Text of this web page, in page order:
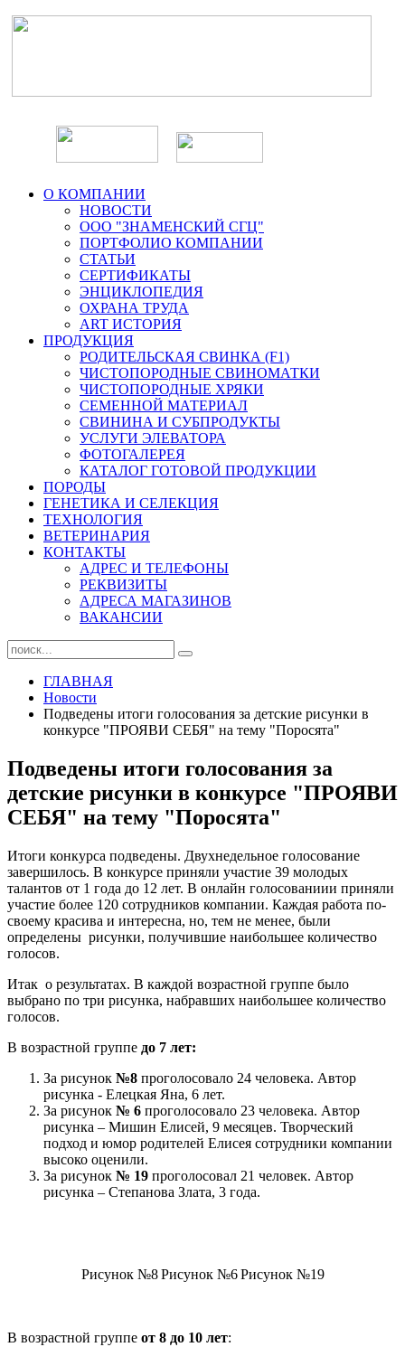
О КОМПАНИИ
НОВОСТИ
ООО "ЗНАМЕНСКИЙ СГЦ"
ПОРТФОЛИО КОМПАНИИ
СТАТЬИ
СЕРТИФИКАТЫ
ЭНЦИКЛОПЕДИЯ
ОХРАНА ТРУДА
ART ИСТОРИЯ
ПРОДУКЦИЯ
РОДИТЕЛЬСКАЯ СВИНКА (F1)
ЧИСТОПОРОДНЫЕ СВИНОМАТКИ
ЧИСТОПОРОДНЫЕ ХРЯКИ
СЕМЕННОЙ МАТЕРИАЛ
СВИНИНА И СУБПРОДУКТЫ
УСЛУГИ ЭЛЕВАТОРА
ФОТОГАЛЕРЕЯ
КАТАЛОГ ГОТОВОЙ ПРОДУКЦИИ
ПОРОДЫ
ГЕНЕТИКА И СЕЛЕКЦИЯ
ТЕХНОЛОГИЯ
ВЕТЕРИНАРИЯ
КОНТАКТЫ
АДРЕС И ТЕЛЕФОНЫ
РЕКВИЗИТЫ
АДРЕСА МАГАЗИНОВ
ВАКАНСИИ
ГЛАВНАЯ
Новости
Подведены итоги голосования за детские рисунки в
конкурсе "ПРОЯВИ СЕБЯ" на тему "Поросята"
Подведены итоги голосования за
детские рисунки в конкурсе "ПРОЯВИ
СЕБЯ" на тему "Поросята"
Итоги конкурса подведены. Двухнедельное голосование
завершилось. В конкурсе приняли участие 39 молодых
талантов от 1 года до 12 лет. В онлайн голосованиии приняли
участие более 120 сотрудников компании. Каждая работа по-
своему красива и интересна, но, тем не менее, были
определены рисунки, получившие наибольшее количество
голосов.
Итак о результатах. В каждой возрастной группе было
выбрано по три рисунка, набравших наибольшее количество
голосов.
В возрастной группе до 7 лет:
За рисунок №8 проголосовало 24 человека. Автор
рисунка - Елецкая Яна, 6 лет.
За рисунок № 6 проголосовало 23 человека. Автор
рисунка – Мишин Елисей, 9 месяцев. Творческий
подход и юмор родителей Елисея сотрудники компании
высоко оценили.
За рисунок № 19 проголосовал 21 человек. Автор
рисунка – Степанова Злата, 3 года.
Рисунок №8 Рисунок №6 Рисунок №19
В возрастной группе от 8 до 10 лет: